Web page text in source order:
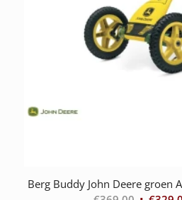
Berg Buddy John Deere groen